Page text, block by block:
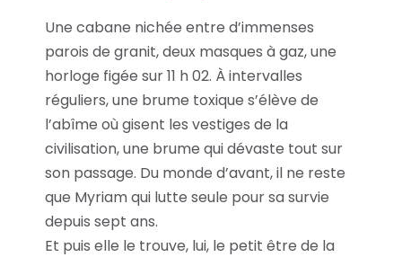
Une cabane nichée entre d’immenses
parois de granit, deux masques à gaz, une
horloge figée sur 11 h 02. À intervalles
réguliers, une brume toxique s’élève de
l’abîme où gisent les vestiges de la
civilisation, une brume qui dévaste tout sur
son passage. Du monde d’avant, il ne reste
que Myriam qui lutte seule pour sa survie
depuis sept ans.
Et puis elle le trouve, lui, le petit être de la